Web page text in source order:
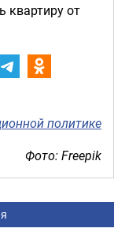
квартиру от
политике
Фото: Freepik